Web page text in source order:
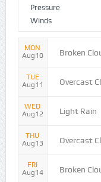
Pressure
Winds
MON
Aug10
Broken
TUE
Aug11
Overcast
WED
Aug12
Light Rain
THU
Aug13
Overcast
FRI
Aug14
Broken